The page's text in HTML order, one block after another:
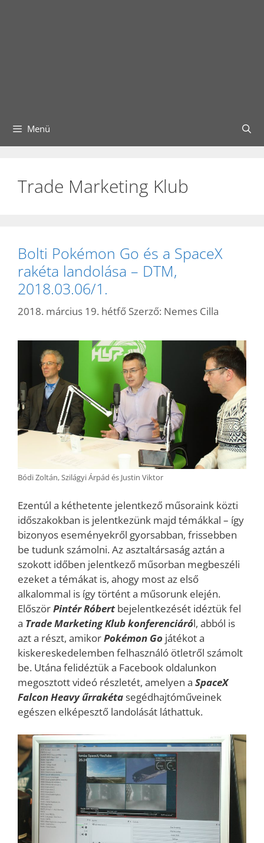
Menü
Trade Marketing Klub
Bolti Pokémon Go és a SpaceX
rakéta landolása – DTM,
2018.03.06/1.
2018. március 19. hétfő Szerző: Nemes Cilla
Bódi Zoltán, Szilágyi Árpád és Justin Viktor
Ezentúl a kéthetente jelentkező műsoraink közti
időszakokban is jelentkezünk majd témákkal – így
bizonyos eseményekről gyorsabban, frissebben
be tudunk számolni. Az asztaltársaság aztán a
szokott időben jelentkező műsorban megbeszéli
ezeket a témákat is, ahogy most az első
alkalommal is így történt a műsorunk elején.
ElőszörPintér Róbertbejelentkezését idéztük fel
a Trade Marketing Klub konferenciáról, abból is
azt a részt, amikorPokémon Go játékot a
kiskereskedelemben felhasználó ötletről számolt
be. Utána felidéztük a Facebook oldalunkon
megosztott videó részletét, amelyen a SpaceX
Falcon Heavy űrrakéta segédhajtóműveinek
egészen elképesztő landolását láthattuk.